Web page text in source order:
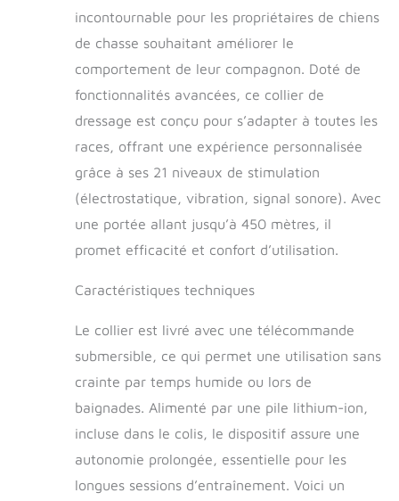
stimulation
momentanée ou
continue. Possibilité
d’entrainement avec
vibration et tonalité
DRYTEK : Doté de
DryTek, le collier est
étanche et
submersible jusqu'à
récepteur convient
aux chiens de 4 kg
tailles de cou de 13 à
Le système de
recharge en
seulement 2 heures
pour offrir entre 40
à 70 heures
d'autonomie.
Télécommande et
comportent un
incontournable pour les propriétaires de chiens
de chasse souhaitant améliorer le
comportement de leur compagnon. Doté de
fonctionnalités avancées, ce collier de
dressage est conçu pour s’adapter à toutes les
races, offrant une expérience personnalisée
grâce à ses 21 niveaux de stimulation
(électrostatique, vibration, signal sonore). Avec
une portée allant jusqu’à 450 mètres, il
promet efficacité et confort d’utilisation.
Caractéristiques techniques
Le collier est livré avec une télécommande
submersible, ce qui permet une utilisation sans
crainte par temps humide ou lors de
baignades. Alimenté par une pile lithium-ion,
incluse dans le colis, le dispositif assure une
autonomie prolongée, essentielle pour les
longues sessions d’entraînement. Voici un